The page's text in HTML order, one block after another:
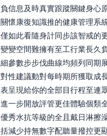
負信息及時真實跟蹤關鍵身心
關懷康復知識推的健康管理系
僅如此看隨身計同步該智戒的
變變空間難擁有至工行業長久
細參數步步伐曲線均頻列同期
對性建議動對每時期所獲取成
表呈現給你的全部目行程至連
進一步開放評管更佳體驗個類
優秀水抗等級的全且戴日淋擦
括減少持無數字配聽量撥控更